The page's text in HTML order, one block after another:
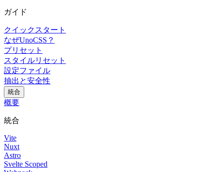
ガイド
クイックスタート
なぜUnoCSS？
プリセット
スタイルリセット
設定ファイル
抽出と安全性
統合
概要
統合
Vite
Nuxt
Astro
Svelte Scoped